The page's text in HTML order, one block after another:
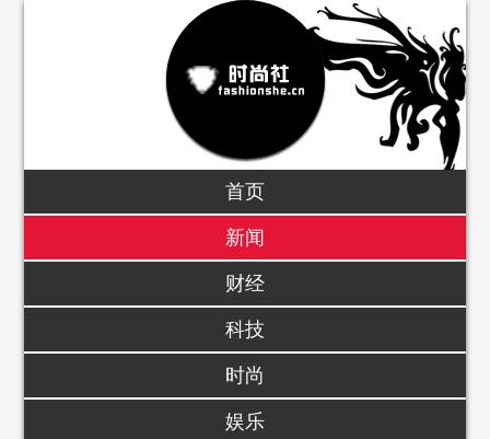
首页
新闻
财经
科技
时尚
娱乐